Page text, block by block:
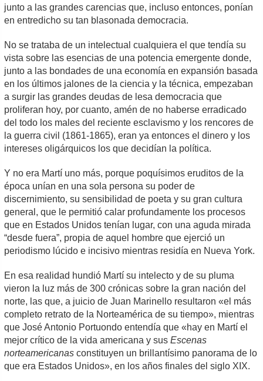
junto a las grandes carencias que, incluso entonces, ponían
en entredicho su tan blasonada democracia.
No se trataba de un intelectual cualquiera el que tendía su
vista sobre las esencias de una potencia emergente donde,
junto a las bondades de una economía en expansión basada
en los últimos jalones de la ciencia y la técnica, empezaban
a surgir las grandes deudas de lesa democracia que
proliferan hoy, por cuanto, amén de no haberse erradicado
del todo los males del reciente esclavismo y los rencores de
la guerra civil (1861-1865), eran ya entonces el dinero y los
intereses oligárquicos los que decidían la política.
Y no era Martí uno más, porque poquísimos eruditos de la
época unían en una sola persona su poder de
discernimiento, su sensibilidad de poeta y su gran cultura
general, que le permitió calar profundamente los procesos
que en Estados Unidos tenían lugar, con una aguda mirada
“desde fuera”, propia de aquel hombre que ejerció un
periodismo lúcido e incisivo mientras residía en Nueva York.
En esa realidad hundió Martí su intelecto y de su pluma
vieron la luz más de 300 crónicas sobre la gran nación del
norte, las que, a juicio de Juan Marinello resultaron «el más
completo retrato de la Norteamérica de su tiempo», mientras
que José Antonio Portuondo entendía que «hay en Martí el
mejor crítico de la vida americana y susEscenas
norteamericanas constituyen un brillantísimo panorama de lo
que era Estados Unidos», en los años finales del siglo XIX.